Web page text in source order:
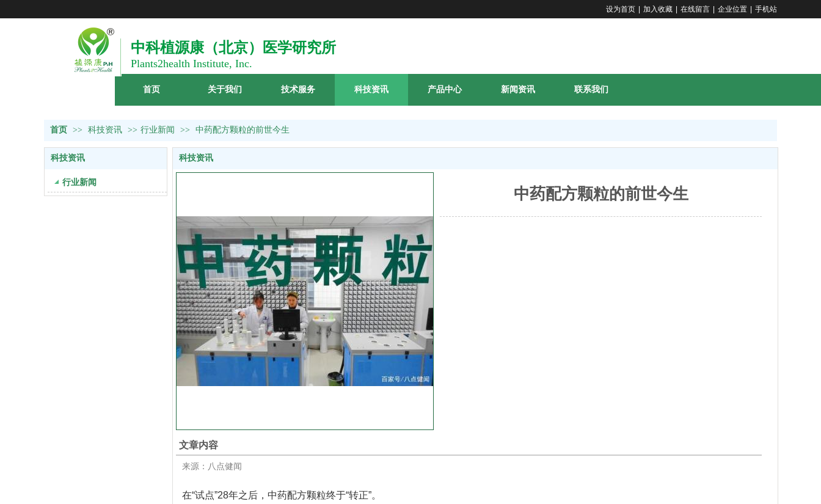
中科植源康（北京）医学研究所
Plants2health Institute, Inc.
首页 关于我们 技术服务 科技资讯 产品中心 新闻资讯 联系我们
设为首页 加入收藏 在线留言 企业位置 手机站
首页 >> 科技资讯 >> 行业新闻 >> 中药配方颗粒的前世今生
科技资讯
行业新闻
科技资讯
中药配方颗粒的前世今生
文章内容
来源：八点健闻
在“试点”28年之后，中药配方颗粒终于“转正”。